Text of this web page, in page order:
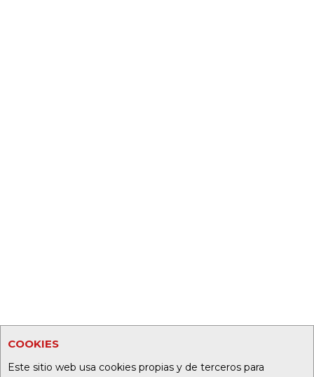
COOKIES
Este sitio web usa cookies propias y de terceros para